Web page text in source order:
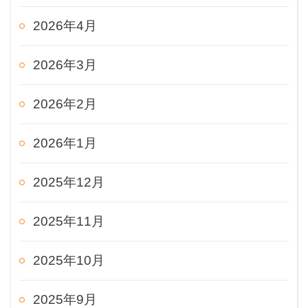
2026年4月
2026年3月
2026年2月
2026年1月
2025年12月
2025年11月
2025年10月
2025年9月